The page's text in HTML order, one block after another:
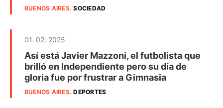
BUENOS AIRES.SOCIEDAD
01. 02. 2025
Así está Javier Mazzoni, el futbolista que
brilló en Independiente pero su día de
gloria fue por frustrar a Gimnasia
BUENOS AIRES.DEPORTES